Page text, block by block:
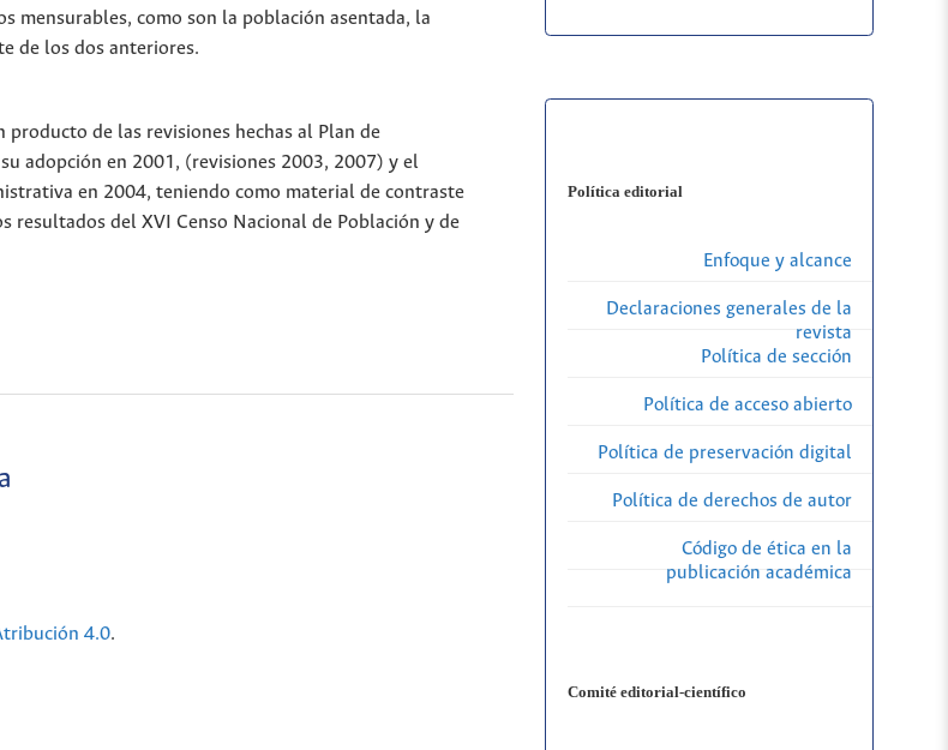
mensurables, como son la población asentada, la
de los dos anteriores.
de las revisiones hechas al Plan de
adopción en 2001, (revisiones 2003, 2007) y el
en 2004, teniendo como material de contraste
resultados del XVI Censo Nacional de Población y de
4.0.
Política editorial
Enfoque y alcance
Declaraciones generales de la
revista
Política de sección
Política de acceso abierto
Política de preservación digital
Política de derechos de autor
Código de ética en la
publicación académica
Comité editorial-científico